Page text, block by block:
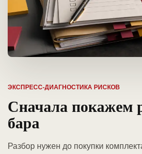
ЭКСПРЕСС-ДИАГНОСТИКА РИСКОВ
Сначала покажем
бара
Разбор нужен до покупки